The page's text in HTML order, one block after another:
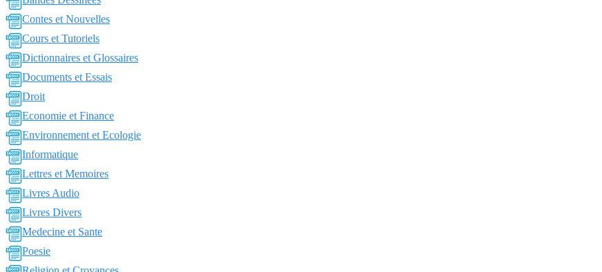
Contes et Nouvelles
Cours et Tutoriels
Dictionnaires et Glossaires
Documents et Essais
Droit
Economie et Finance
Environnement et Ecologie
Informatique
Lettres et Memoires
Livres Audio
Livres Divers
Medecine et Sante
Poesie